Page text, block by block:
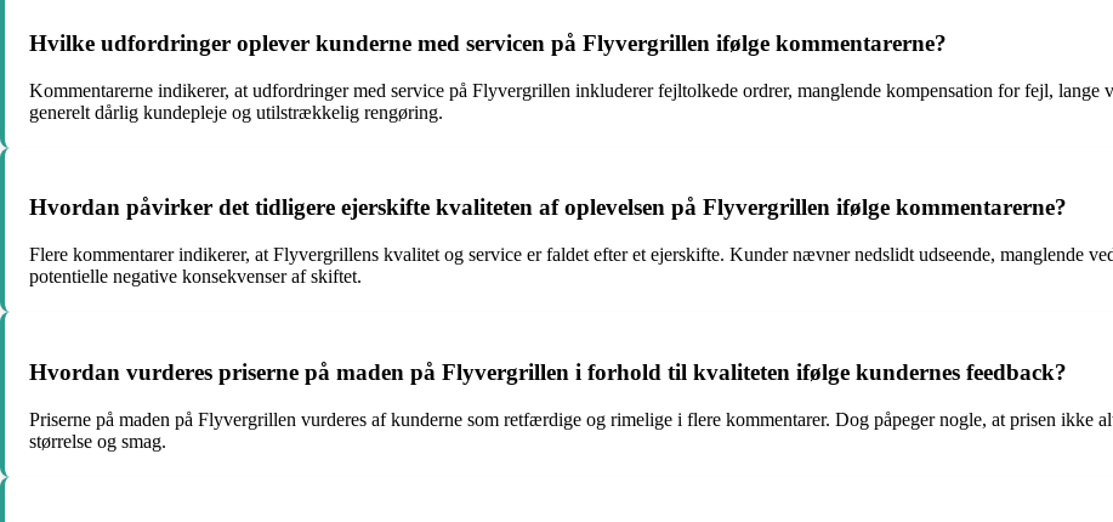
Hvilke udfordringer oplever kunderne med servicen på Flyvergrillen ifølge kommentarerne?
Kommentarerne indikerer, at udfordringer med service på Flyvergrillen inkluderer fejltolkede ordrer, manglende kompensation for fejl, lange
generelt dårlig kundepleje og utilstrækkelig rengøring.
Hvordan påvirker det tidligere ejerskifte kvaliteten af oplevelsen på Flyvergrillen ifølge kommentarerne?
Flere kommentarer indikerer, at Flyvergrillens kvalitet og service er faldet efter et ejerskifte. Kunder nævner nedslidt udseende, manglende
potentielle negative konsekvenser af skiftet.
Hvordan vurderes priserne på maden på Flyvergrillen i forhold til kvaliteten ifølge kundernes feedback?
Priserne på maden på Flyvergrillen vurderes af kunderne som retfærdige og rimelige i flere kommentarer. Dog påpeger nogle, at prisen ikke
størrelse og smag.